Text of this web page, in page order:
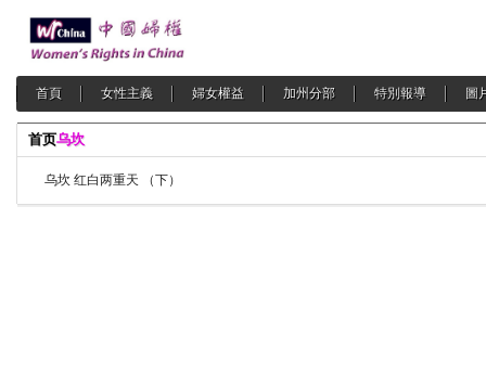
首頁 女性主義 婦女權益 加州分部 特別報導 圖
首页乌坎
乌坎 红白两重天 （下）